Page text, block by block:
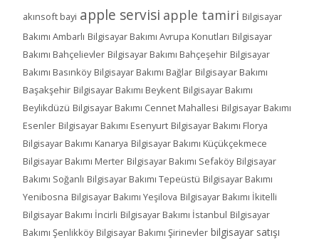
akınsoft bayi apple servisi apple tamiri Bilgisayar
Bakımı Ambarlı Bilgisayar Bakımı Avrupa Konutları Bilgisayar
Bakımı Bahçelievler Bilgisayar Bakımı Bahçeşehir Bilgisayar
Bakımı Basınköy Bilgisayar Bakımı Bağlar Bilgisayar Bakımı
Başakşehir Bilgisayar Bakımı Beykent Bilgisayar Bakımı
Beylikdüzü Bilgisayar Bakımı Cennet Mahallesi Bilgisayar Bakımı
Esenler Bilgisayar Bakımı Esenyurt Bilgisayar Bakımı Florya
Bilgisayar Bakımı Kanarya Bilgisayar Bakımı Küçükçekmece
Bilgisayar Bakımı Merter Bilgisayar Bakımı Sefaköy Bilgisayar
Bakımı Soğanlı Bilgisayar Bakımı Tepeüstü Bilgisayar Bakımı
Yenibosna Bilgisayar Bakımı Yeşilova Bilgisayar Bakımı İkitelli
Bilgisayar Bakımı İncirli Bilgisayar Bakımı İstanbul Bilgisayar
Bakımı Şenlikköy Bilgisayar Bakımı Şirinevler bilgisayar satışı